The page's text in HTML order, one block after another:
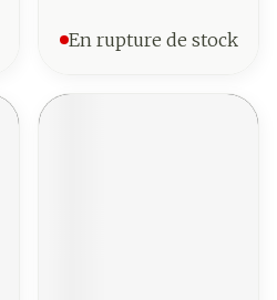
En rupture de stock